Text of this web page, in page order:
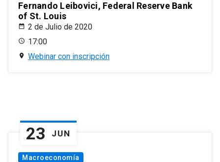
Fernando Leibovici, Federal Reserve Bank
of St. Louis
2 de Julio de 2020
17:00
Webinar con inscripción
23 JUN
Macroeconomía